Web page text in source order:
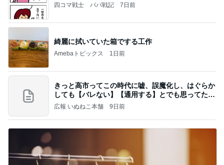
四コマ戦士 パパ戦記 7日前
綺麗に拭いていた箱でする工作
Amebaトピックス 1日前
きっと高市ってこの時代に嘘、誤魔化し、はぐらか
しても【バレない】【通用する】とでも思ってたん
だろ
広報 いぬねこ本舗 9日前